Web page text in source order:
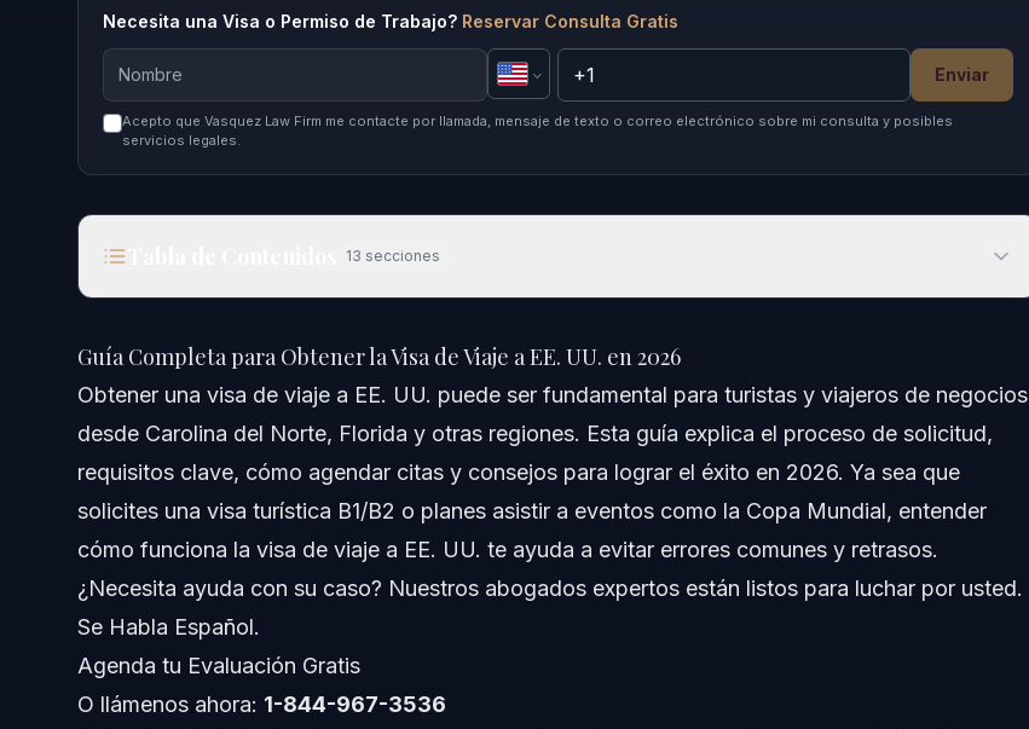
Necesita una Visa o Permiso de Trabajo? Reservar Consulta Gratis
Enviar
Acepto que Vasquez Law Firm me contacte por llamada, mensaje de texto o correo electrónico sobre mi consulta y posibles
servicios legales.
13 secciones
Respuesta Rápida
Comprendiendo la Visa de Viaje a EE. UU.
Proceso de Solicitud Paso a Paso
Lista de Documentos y Evidencias
Cronograma: Qué Esperar
Costos y Tarifas Explicados
Guía Completa para Obtener la Visa de Viaje a EE. UU. en 2026
Obtener una visa de viaje a EE. UU. puede ser fundamental para turistas y viajeros de negocios
desde Carolina del Norte, Florida y otras regiones. Esta guía explica el proceso de solicitud,
requisitos clave, cómo agendar citas y consejos para lograr el éxito en 2026. Ya sea que
solicites una visa turística B1/B2 o planes asistir a eventos como la Copa Mundial, entender
cómo funciona la visa de viaje a EE. UU. te ayuda a evitar errores comunes y retrasos.
¿Necesita ayuda con su caso? Nuestros abogados expertos están listos para luchar por usted.
Se Habla Español.
Agenda tu Evaluación Gratis
O llámenos ahora: 1-844-967-3536